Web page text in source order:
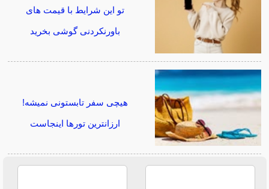
تو این شرایط با قیمت های
باورنکردنی گوشی بخرید
هیچی سفر تابستونی نمیشه!
ارزانترین تورها اینجاست